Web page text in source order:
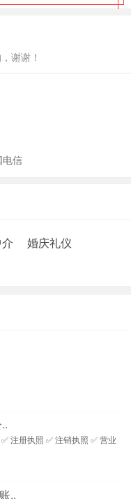
谢谢！
电信
婚庆礼仪
注册执照 ✅ 注销执照 ✅ 营业
..